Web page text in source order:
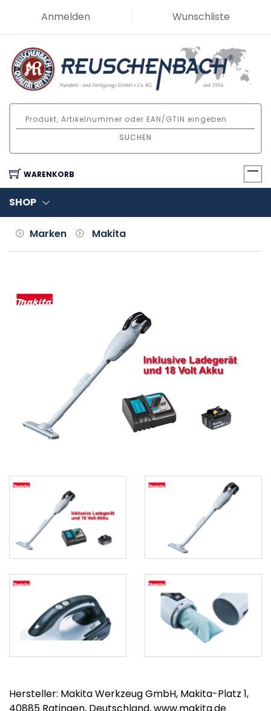
Anmelden Wunschliste
SUCHEN
WARENKORB
SHOP
Marken Makita
Hersteller: Makita Werkzeug GmbH, Makita-Platz 1,